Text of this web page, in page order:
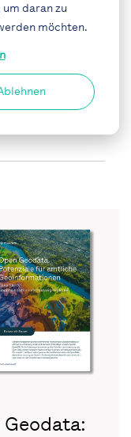
daran zu
möchten.
Geodata: